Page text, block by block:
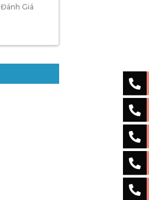
Đánh Giá